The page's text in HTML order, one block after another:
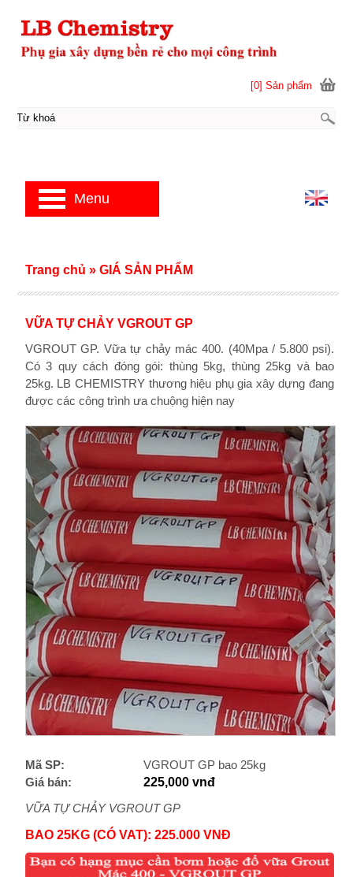
VỮA TỰ CHẢY VGROUT GP
VGROUT GP. Vữa tự chảy mác 400. (40Mpa / 5.800 psi).
Có 3 quy cách đóng gói: thùng 5kg, thùng 25kg và bao
25kg. LB CHEMISTRY thương hiệu phụ gia xây dựng đang
được các công trình ưa chuộng hiện nay
Mã SP:
VGROUT GP bao 25kg
Giá bán:
225,000 vnđ
VỮA TỰ CHẢY VGROUT GP
BAO 25KG (CÓ VAT): 225.000 VNĐ
Trang chủ » GIÁ SẢN PHẨM
[0] Sản phẩm
Menu